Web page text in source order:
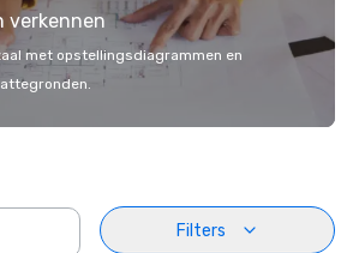
verkennen
met opstellingsdiagrammen en
Filters